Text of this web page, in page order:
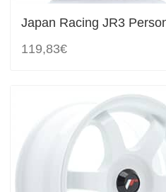
Japan Racing JR3
119,83€